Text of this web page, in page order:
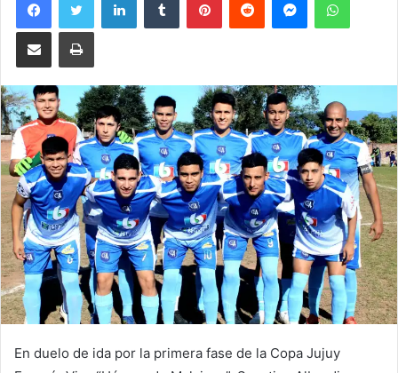
Compartir por correo electrónicoImprimir
En duelo de ida por la primera fase de la Copa Jujuy